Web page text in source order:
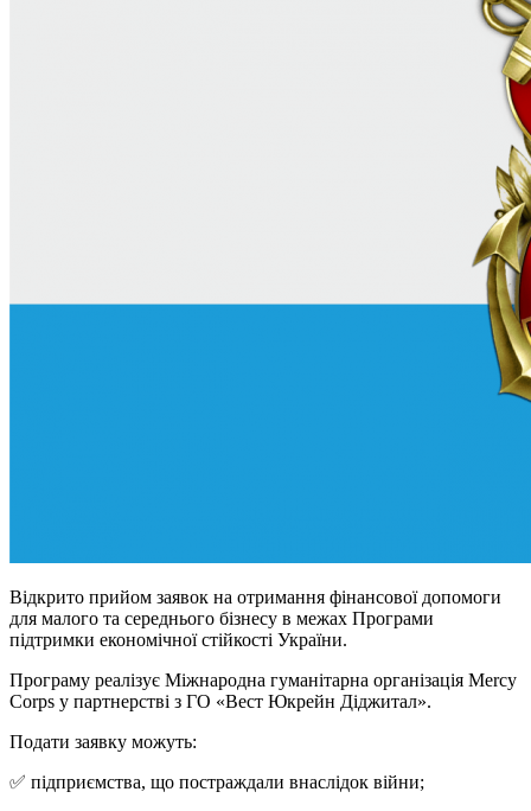
Відкрито прийом заявок на отримання фінансової допомоги
для малого та середнього бізнесу в межах Програми
підтримки економічної стійкості України.
Програму реалізує Міжнародна гуманітарна організація Mercy
Corps у партнерстві з ГО «Вест Юкрейн Діджитал».
Подати заявку можуть:
✅ підприємства, що постраждали внаслідок війни;